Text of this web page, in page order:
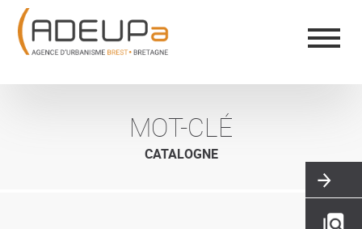
Aller
contenu
principal
MOT-CLÉ
CATALOGNE
Panneau de gestion des cookies